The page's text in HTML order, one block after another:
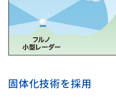
固体化技術を採用